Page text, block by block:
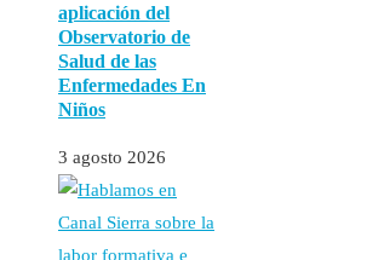
aplicación del
Observatorio de
Salud de las
Enfermedades En
Niños
3 agosto 2026